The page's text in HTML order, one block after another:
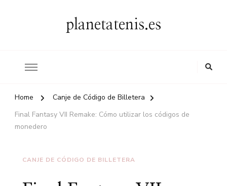
planetatenis.es
Home
Canje de Código de Billetera
Final Fantasy VII Remake: Cómo utilizar los códigos de
monedero
CANJE DE CÓDIGO DE BILLETERA